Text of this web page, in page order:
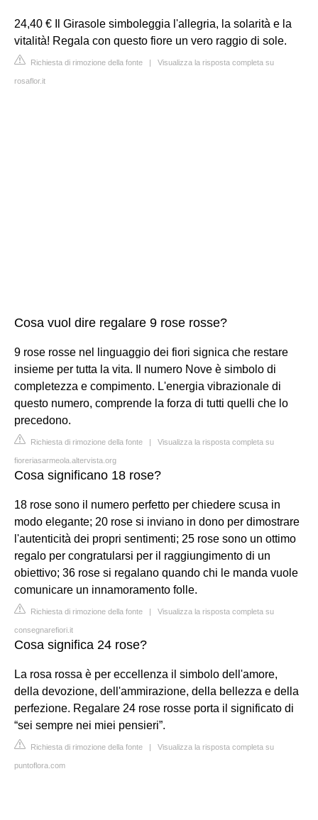
24,40 € Il Girasole simboleggia l'allegria, la solarità e la
vitalità! Regala con questo fiore un vero raggio di sole.
Richiesta di rimozione della fonte | Visualizza la risposta completa su
rosaflor.it
Cosa vuol dire regalare 9 rose rosse?
9 rose rosse nel linguaggio dei fiori signica che restare
insieme per tutta la vita. Il numero Nove è simbolo di
completezza e compimento. L'energia vibrazionale di
questo numero, comprende la forza di tutti quelli che lo
precedono.
Richiesta di rimozione della fonte | Visualizza la risposta completa su
fioreriasarmeola.altervista.org
Cosa significano 18 rose?
18 rose sono il numero perfetto per chiedere scusa in
modo elegante; 20 rose si inviano in dono per dimostrare
l'autenticità dei propri sentimenti; 25 rose sono un ottimo
regalo per congratularsi per il raggiungimento di un
obiettivo; 36 rose si regalano quando chi le manda vuole
comunicare un innamoramento folle.
Richiesta di rimozione della fonte | Visualizza la risposta completa su
consegnarefiori.it
Cosa significa 24 rose?
La rosa rossa è per eccellenza il simbolo dell'amore,
della devozione, dell'ammirazione, della bellezza e della
perfezione. Regalare 24 rose rosse porta il significato di
“sei sempre nei miei pensieri”.
Richiesta di rimozione della fonte | Visualizza la risposta completa su
puntoflora.com